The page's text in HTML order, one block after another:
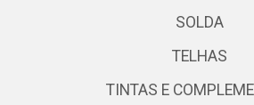
SOLDA
TELHAS
TINTAS E